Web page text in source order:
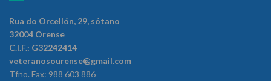
Rua do Orcellón, 29, sótano
32004 Orense
C.I.F.: G32242414
veteranosourense@gmail.com
Tfno. Fax: 988 603 886